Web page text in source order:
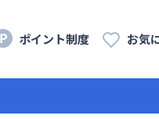
ポイント制度 お気